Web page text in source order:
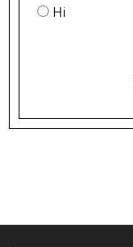
Ні